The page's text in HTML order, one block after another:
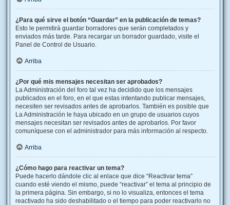
¿Para qué sirve el botón “Guardar” en la publicación de temas?
Esto le permitirá guardar borradores que serán completados y
enviados más tarde. Para recargar un borrador guardado, visite el
Panel de Control de Usuario.
Arriba
¿Por qué mis mensajes necesitan ser aprobados?
La Administración del foro tal vez ha decidido que los mensajes
publicados en el foro, en el que estas intentando publicar mensajes,
necesiten ser revisados antes de aprobarlos. También es posible que
La Administración le haya ubicado en un grupo de usuarios cuyos
mensajes necesitan ser revisados antes de aprobarlos. Por favor
comuníquese con el administrador para más información al respecto.
Arriba
¿Cómo hago para reactivar un tema?
Puede hacerlo dándole clic al enlace que dice “Reactivar tema”
cuando esté viendo el mismo, puede “reactivar” el tema al principio de
la primera página. Sin embargo, si no lo visualiza, entonces el tema
reactivado ha sido deshabilitado o el tiempo para poder reactivarlo no